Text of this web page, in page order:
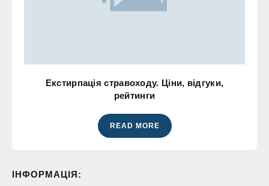
Екстирпація стравоходу. Ціни, відгуки,
рейтинги
READ MORE
ІНФОРМАЦІЯ: